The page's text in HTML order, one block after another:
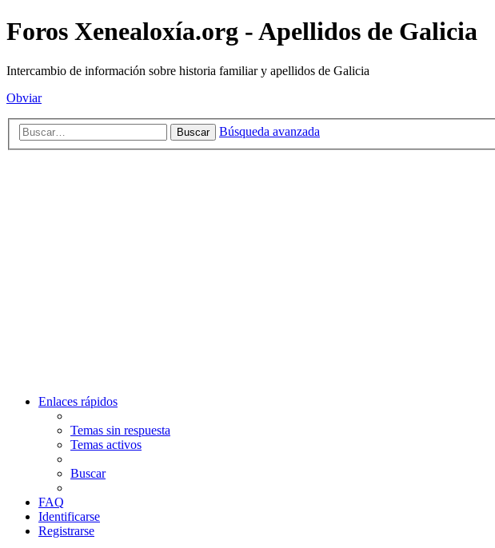
Foros Xenealoxía.org - Apellidos de Galicia
Intercambio de información sobre historia familiar y apellidos de Galicia
Obviar
Buscar Búsqueda avanzada
Enlaces rápidos
Temas sin respuesta
Temas activos
Buscar
FAQ
Identificarse
Registrarse